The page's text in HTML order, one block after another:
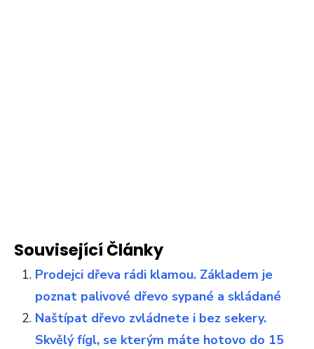
Související Články
Prodejci dřeva rádi klamou. Základem je
poznat palivové dřevo sypané a skládané
Naštípat dřevo zvládnete i bez sekery.
Skvělý fígl, se kterým máte hotovo do 15